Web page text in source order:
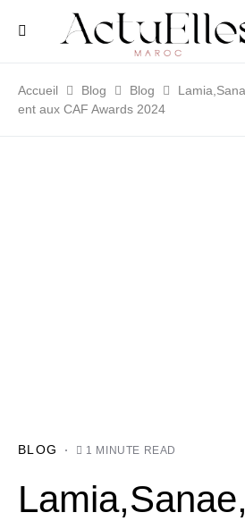
Accueil Blog Blog
ent aux CAF Awards 2024
BLOG 1 MINUTE READ